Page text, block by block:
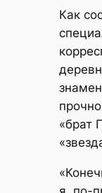
Как
«брат